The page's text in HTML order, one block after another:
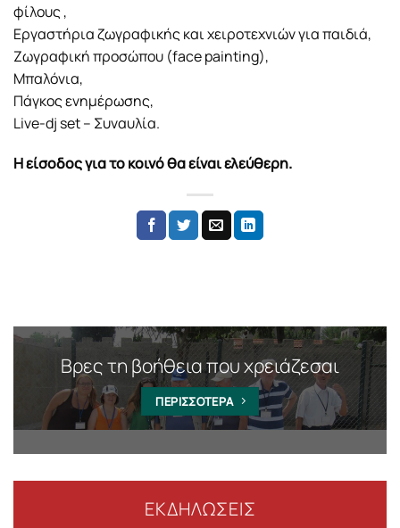
φίλους ,
Εργαστήρια ζωγραφικής και χειροτεχνιών για παιδιά,
Ζωγραφική προσώπου (face painting),
Μπαλόνια,
Πάγκος ενημέρωσης,
Live-dj set – Συναυλία.
Η είσοδος για το κοινό θα είναι ελεύθερη.
Βρες τη βοήθεια που χρειάζεσαι
ΠΕΡΙΣΣΟΤΕΡΑ
ΕΚΔΗΛΩΣΕΙΣ